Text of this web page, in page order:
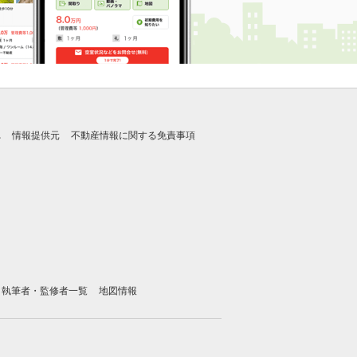
情報提供元 不動産情報に関する免責事項
執筆者・監修者一覧 地図情報